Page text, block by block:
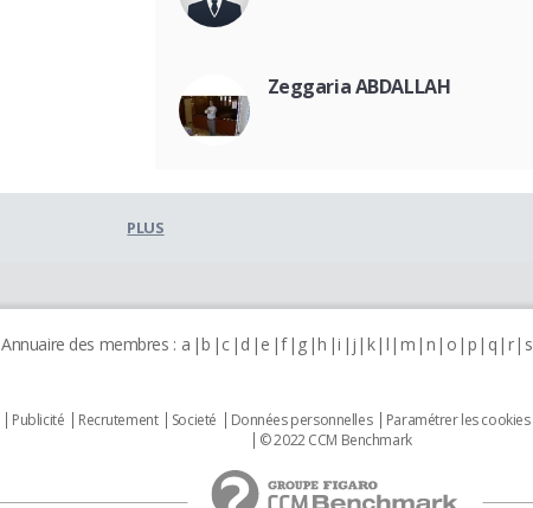
Zeggaria ABDALLAH
PLUS
Annuaire des membres : a b c d e f g h i j k l m n o p q r s
Publicité Recrutement Societé Données personnelles Paramétrer les cookies
© 2022 CCM Benchmark